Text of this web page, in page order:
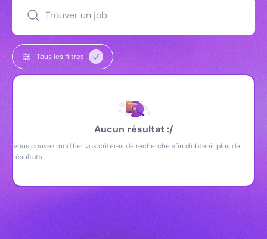
Trouver un job
Tous les filtres
Aucun résultat :/
Vous pouvez modifier vos critères de recherche afin d'obtenir plus de
résultats